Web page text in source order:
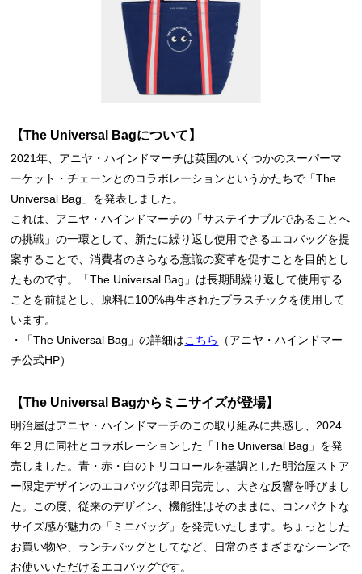
【The Universal Bagについて】
2021年、アニヤ・ハインドマーチは英国のいくつかのスーパーマ
ーケット・チェーンとのコラボレーションというかたちで「The
Universal Bag」を発表しました。
これは、アニヤ・ハインドマーチの「サステイナブルであることへ
の挑戦」の一環として、新たに繰り返し使用できるエコバッグを提
案することで、消費者のさらなる意識の変革を促すことを目的とし
たものです。「The Universal Bag」は長期間繰り返して使用する
ことを前提とし、原料に100%再生されたプラスチックを使用して
います。
・「The Universal Bag」の詳細はこちら
（アニヤ・ハインドマー
チ公式HP）
【The Universal Bagからミニサイズが登場】
明治屋はアニヤ・ハインドマーチのこの取り組みに共感し、2024
年２月に同社とコラボレーションした「The Universal Bag」を発
売しました。青・赤・白のトリコロールを基調とした明治屋ストア
ー限定デザインのエコバッグは即日完売し、大きな反響を呼びまし
た。この度、従来のデザイン、機能性はそのままに、コンパクトな
サイズ感が魅力の「ミニバッグ」を発売いたします。ちょっとした
お買い物や、ランチバッグとしてなど、日常のさまざまなシーンで
お使いいただけるエコバッグです。